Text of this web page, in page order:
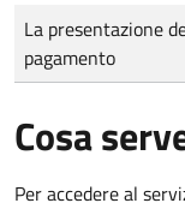
Tipo di pagamento
Importo
La presentazione
pagamento
Cosa
Per accedere al